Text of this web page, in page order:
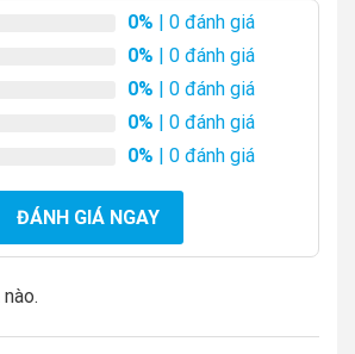
0% | 0 đánh giá
0% | 0 đánh giá
0% | 0 đánh giá
0% | 0 đánh giá
0% | 0 đánh giá
ĐÁNH GIÁ NGAY